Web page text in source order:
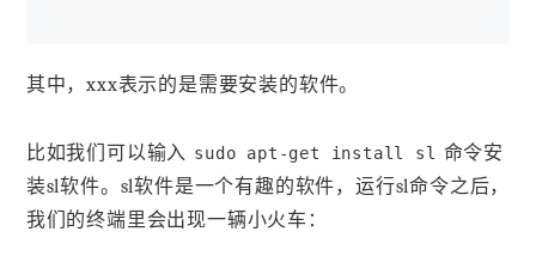
其中，xxx表示的是需要安装的软件。
比如我们可以输入 sudo apt-get install sl 命令安
装sl软件。sl软件是一个有趣的软件，运行sl命令之后，
我们的终端里会出现一辆小火车：